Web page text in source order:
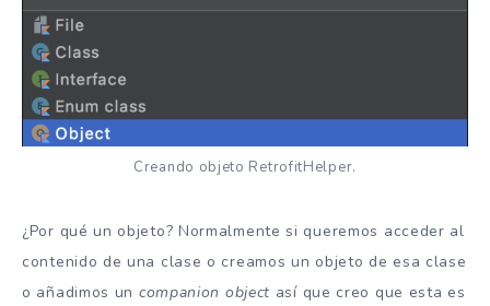
Creando objeto RetrofitHelper.
¿Por qué un objeto? Normalmente si queremos acceder al
contenido de una clase o creamos un objeto de esa clase
o añadimos un companion object así que creo que esta es